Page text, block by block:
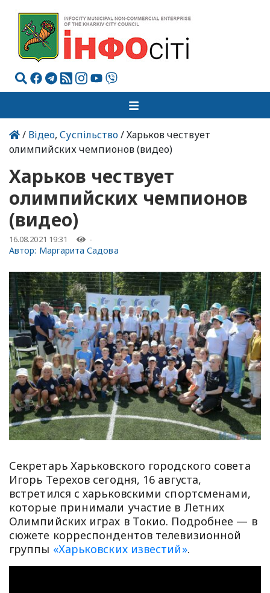
/ Відео,Суспільство/ Харьков чествует
олимпийских чемпионов (видео)
Харьков чествует
олимпийских чемпионов
(видео)
16.08.2021 19:31 -
Автор: Маргарита Садова
Секретарь Харьковского городского совета
Игорь Терехов сегодня, 16 августа,
встретился с харьковскими спортсменами,
которые принимали участие в Летних
Олимпийских играх в Токио. Подробнее — в
сюжете корреспондентов телевизионной
группы «Харьковских известий».